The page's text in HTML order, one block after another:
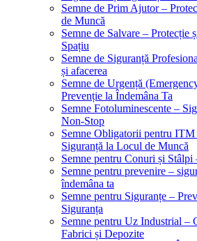
Semne de Prim Ajutor –
de Muncă
Semne de Salvare – Protecție
Spațiu
Semne de Siguranță
și afacerea
Semne de Urgență
Prevenție la Îndemâna Ta
Semne Fotoluminescente –
Non-Stop
Semne Obligatorii pentru
Siguranță la Locul de Muncă
Semne pentru Conuri și
Semne pentru prevenire –
îndemâna ta
Semne pentru Siguranțe –
Siguranța
Semne pentru Uz Industrial –
Fabrici și Depozite